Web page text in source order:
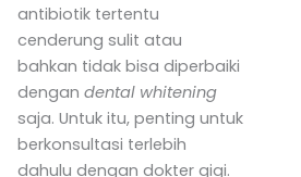
antibiotik tertentu
cenderung sulit atau
bahkan tidak bisa diperbaiki
dengan dental whitening
saja. Untuk itu, penting untuk
berkonsultasi terlebih
dahulu dengan dokter gigi.